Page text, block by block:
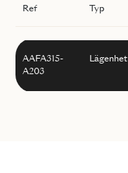
Ref Typ
AAFA315-
A203
Lägenhet